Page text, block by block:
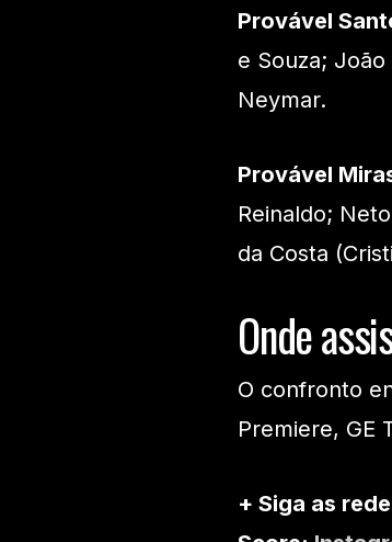
Provável
e Souza;
Neymar.
Provável
Reinaldo;
da Costa
Onde
O confronto
Premiere, GE
+ Siga as